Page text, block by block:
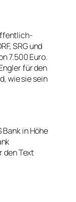
SRG und
7.500 Euro.
für den
wie sie sein
Bank in Höhe
den Text